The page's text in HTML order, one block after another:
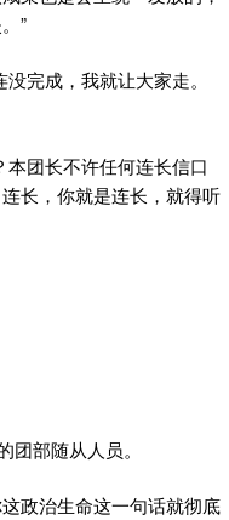
”
完成，我就让大家走。
团长不许任何连长信口
长，你就是连长，就得听
团部随从人员。
政治生命这一句话就彻底